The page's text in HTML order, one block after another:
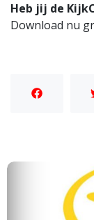
Heb jij de
Download nu